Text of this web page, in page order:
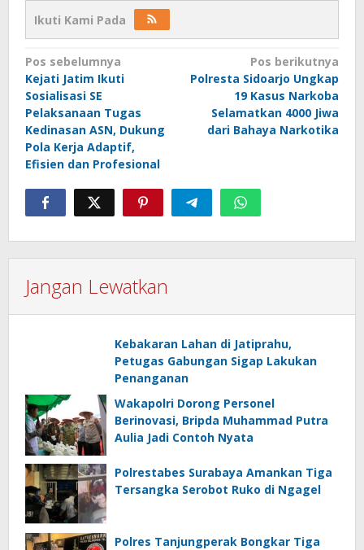
Ikuti Kami Pada
Navigasi
pos
Pos sebelumnya
Kejati Jatim Ikuti
Sosialisasi SE
Pelaksanaan Tugas
Kedinasan ASN, Dukung
Pola Kerja Adaptif,
Efisien dan Profesional
Pos berikutnya
Polresta Sidoarjo Ungkap
19 Kasus Narkoba
Selamatkan 4000 Jiwa
dari Bahaya Narkotika
Jangan Lewatkan
Kebakaran Lahan di Jatiprahu,
Petugas Gabungan Sigap Lakukan
Penanganan
Wakapolri Dorong Personel
Berinovasi, Bripda Muhammad Putra
Aulia Jadi Contoh Nyata
Polrestabes Surabaya Amankan Tiga
Tersangka Serobot Ruko di Ngagel
Polres Tanjungperak Bongkar Tiga